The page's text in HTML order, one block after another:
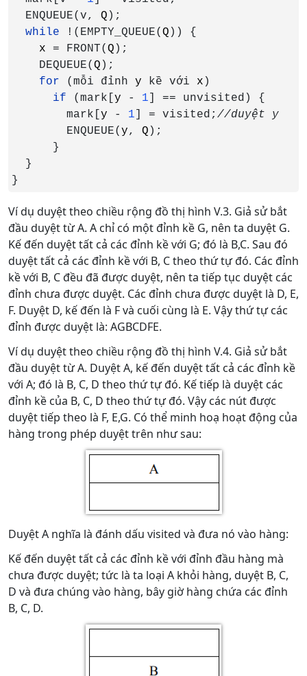
  ENQUEUE(v,
Q );
while
!(EMPTY_QUEUE( Q )) {
x = FRONT( Q );
    DEQUEUE(
Q );
for
(mỗi đỉnh y kề với x )
if
(mark[ y - 1 ] == unvisited) {
        mark[
y - 1 ] = visited;
ENQUEUE( y, Q );
      }
  }
}
Ví dụ duyệt theo chiều rộng đồ thị hình V.3. Giả sử bắt
đầu duyệt từ A. A chỉ có một đỉnh kề G, nên ta duyệt G.
Kế đến duyệt tất cả các đỉnh kề với G; đó là B,C. Sau đó
duyệt tất cả các đỉnh kề với B, C theo thứ tự đó. Các đỉnh
kề với B, C đều đã được duyệt, nên ta tiếp tục duyệt các
đỉnh chưa được duyệt. Các đỉnh chưa được duyệt là D, E,
F. Duyệt D, kế đến là F và cuối cùng là E. Vậy thứ tự các
đỉnh được duyệt là: AGBCDFE.
Ví dụ duyệt theo chiều rộng đồ thị hình V.4. Giả sử bắt
đầu duyệt từ A. Duyệt A, kế đến duyệt tất cả các đỉnh kề
với A; đó là B, C, D theo thứ tự đó. Kế tiếp là duyệt các
đỉnh kề của B, C, D theo thứ tự đó. Vậy các nút được
duyệt tiếp theo là F, E,G. Có thể minh hoạ hoạt động của
hàng trong phép duyệt trên như sau:
Duyệt A nghĩa là đánh dấu visited và đưa nó vào hàng:
Kế đến duyệt tất cả các đỉnh kề với đỉnh đầu hàng mà
chưa được duyệt; tức là ta loại A khỏi hàng, duyệt B, C,
D và đưa chúng vào hàng, bây giờ hàng chứa các đỉnh
B, C, D.